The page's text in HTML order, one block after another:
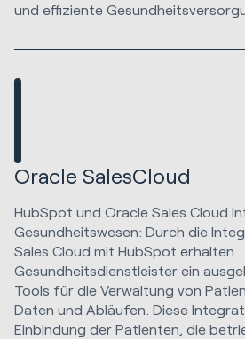
und effiziente
Oracle SalesCloud
HubSpot und Oracle Sales Cloud
Gesundheitswesen: Durch die
Sales Cloud mit HubSpot erhalten
Gesundheitsdienstleister ein
Tools für die Verwaltung von
Daten und Abläufen. Diese
Einbindung der Patienten, die